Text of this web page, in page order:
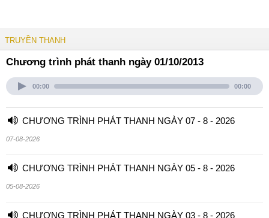
TRUYỀN THANH
Chương trình phát thanh ngày 01/10/2013
00:00 00:00
CHƯƠNG TRÌNH PHÁT THANH NGÀY 07 - 8 - 2026
07-08-2026
CHƯƠNG TRÌNH PHÁT THANH NGÀY 05 - 8 - 2026
05-08-2026
CHƯƠNG TRÌNH PHÁT THANH NGÀY 03 - 8 - 2026